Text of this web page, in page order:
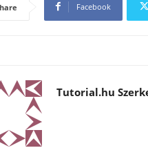
Facebook
Tutorial.hu